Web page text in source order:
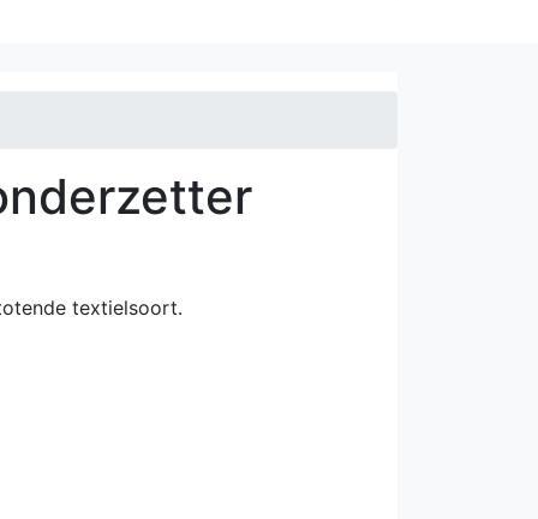
textielsoort.